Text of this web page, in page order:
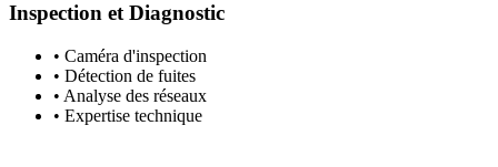
Inspection et Diagnostic
• Caméra d'inspection
• Détection de fuites
• Analyse des réseaux
• Expertise technique